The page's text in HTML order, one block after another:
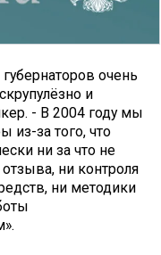
очень
и
- В 2004 году мы
из-за того, что
ни за что не
ни контроля
ни методики